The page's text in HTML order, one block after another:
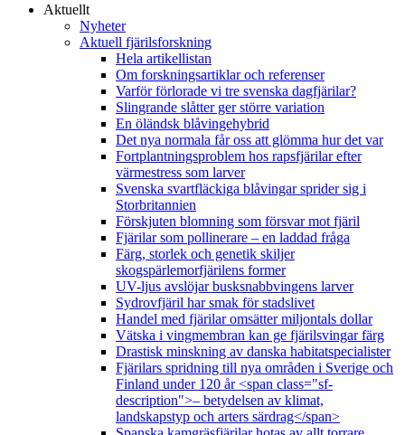
Aktuellt
Nyheter
Aktuell fjärilsforskning
Hela artikellistan
Om forskningsartiklar och referenser
Varför förlorade vi tre svenska dagfjärilar?
Slingrande slåtter ger större variation
En öländsk blåvingehybrid
Det nya normala får oss att glömma hur det var
Fortplantningsproblem hos rapsfjärilar efter
värmestress som larver
Svenska svartfläckiga blåvingar sprider sig i
Storbritannien
Förskjuten blomning som försvar mot fjäril
Fjärilar som pollinerare – en laddad fråga
Färg, storlek och genetik skiljer
skogspärlemorfjärilens former
UV-ljus avslöjar busksnabbvingens larver
Sydrovfjäril har smak för stadslivet
Handel med fjärilar omsätter miljontals dollar
Vätska i vingmembran kan ge fjärilsvingar färg
Drastisk minskning av danska habitatspecialister
Fjärilars spridning till nya områden i Sverige och
Finland under 120 år <span class="sf-
description">– betydelsen av klimat,
landskapstyp och arters särdrag</span>